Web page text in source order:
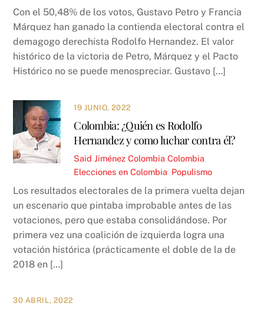
Con el 50,48% de los votos, Gustavo Petro y Francia
Márquez han ganado la contienda electoral contra el
demagogo derechista Rodolfo Hernandez. El valor
histórico de la victoria de Petro, Márquez y el Pacto
Histórico no se puede menospreciar. Gustavo […]
19 JUNIO, 2022
Colombia: ¿Quién es Rodolfo
Hernandez y como luchar contra él?
Said Jiménez Colombia Colombia
Elecciones en Colombia Populismo
Los resultados electorales de la primera vuelta dejan
un escenario que pintaba improbable antes de las
votaciones, pero que estaba consolidándose. Por
primera vez una coalición de izquierda logra una
votación histórica (prácticamente el doble de la de
2018 en […]
30 ABRIL, 2022